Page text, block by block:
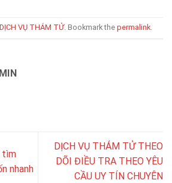
DỊCH VỤ THÁM TỬ. Bookmark the permalink.
tìm
nhanh
DỊCH VỤ THÁM TỬ THEO
DÕI ĐIỀU TRA THEO YÊU
CẦU UY TÍN CHUYÊN